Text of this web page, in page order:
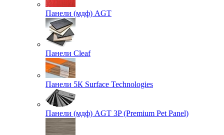
Панели (мдф) AGT
Панели Cleaf
Панели 5К Surface Technologies
Панели (мдф) AGT 3P (Premium Pet Panel)